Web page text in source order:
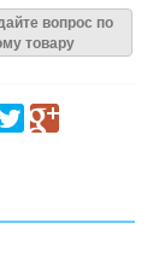
вопрос по
товару